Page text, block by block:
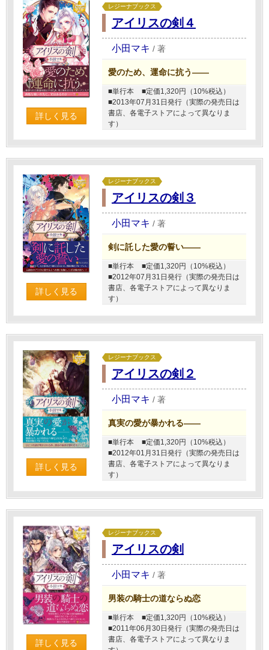
詳しく見る
レジーナブックス
アイリスの剣４
小田マキ / 著
愛のため、運命に抗う――
■単行本
■定価1,320円（10%税込）
■2013年07月31日発行（実際の発売日は
書店、各電子ストアによって異なりま
す）
詳しく見る
レジーナブックス
アイリスの剣３
小田マキ / 著
剣に託した愛の誓い――
■単行本
■定価1,320円（10%税込）
■2012年07月31日発行（実際の発売日は
書店、各電子ストアによって異なりま
す）
詳しく見る
レジーナブックス
アイリスの剣２
小田マキ / 著
真実の愛が暴かれる――
■単行本
■定価1,320円（10%税込）
■2012年01月31日発行（実際の発売日は
書店、各電子ストアによって異なりま
す）
詳しく見る
レジーナブックス
アイリスの剣
小田マキ / 著
男装の騎士の道ならぬ恋
■単行本
■定価1,320円（10%税込）
■2011年06月30日発行（実際の発売日は
書店、各電子ストアによって異なりま